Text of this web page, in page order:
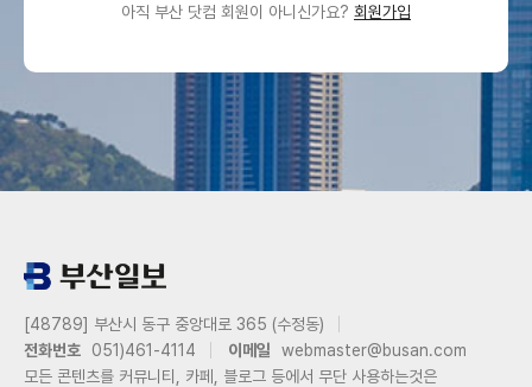
아직 부산 닷컴 회원이 아니신가요? 회원가입
[48789] 부산시 동구 중앙대로 365 (수정동)
전화번호
051)461-4114 이메일
webmaster@busan.com
모든 콘텐츠를 커뮤니티, 카페, 블로그 등에서 무단 사용하는것은